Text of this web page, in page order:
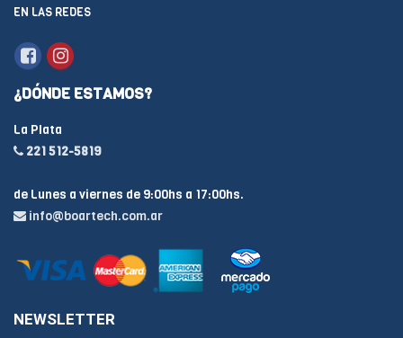
EN LAS REDES
¿DÓNDE ESTAMOS?
La Plata
221 512-5819
de Lunes a viernes de 9:00hs a 17:00hs.
info@boartech.com.ar
NEWSLETTER